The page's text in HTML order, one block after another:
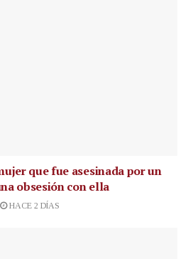
que fue asesinada por un
obsesión con ella
HACE 2 DÍAS